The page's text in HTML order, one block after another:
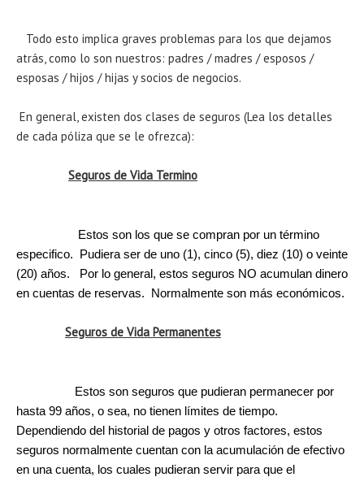
Todo esto implica graves problemas para los que dejamos
atrás, como lo son nuestros: padres / madres / esposos /
esposas / hijos / hijas y socios de negocios.
En general, existen dos clases de seguros (Lea los detalles
de cada póliza que se le ofrezca):
Seguros de Vida Termino
Estos son los que se compran por un término
especifico. Pudiera ser de uno (1), cinco (5), diez (10) o veinte
(20) años. Por lo general, estos seguros NO acumulan dinero
en cuentas de reservas. Normalmente son más económicos.
Seguros de Vida Permanentes
Estos son seguros que pudieran permanecer por
hasta 99 años, o sea, no tienen límites de tiempo.
Dependiendo del historial de pagos y otros factores, estos
seguros normalmente cuentan con la acumulación de efectivo
en una cuenta, los cuales pudieran servir para que el